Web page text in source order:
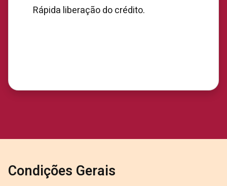
Rápida liberação do crédito.
Condições Gerais